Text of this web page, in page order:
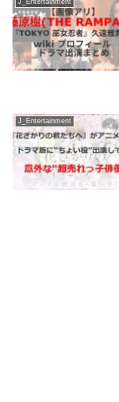
J_Entertainment